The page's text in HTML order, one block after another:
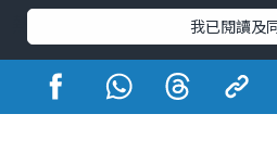
熱門標籤
#UGO搵好去處 #人氣活動推介 #
#親子玩樂好去處
#ULifestyle應
#UJetso禮物放送
#ULifestyle商
我已閱讀及